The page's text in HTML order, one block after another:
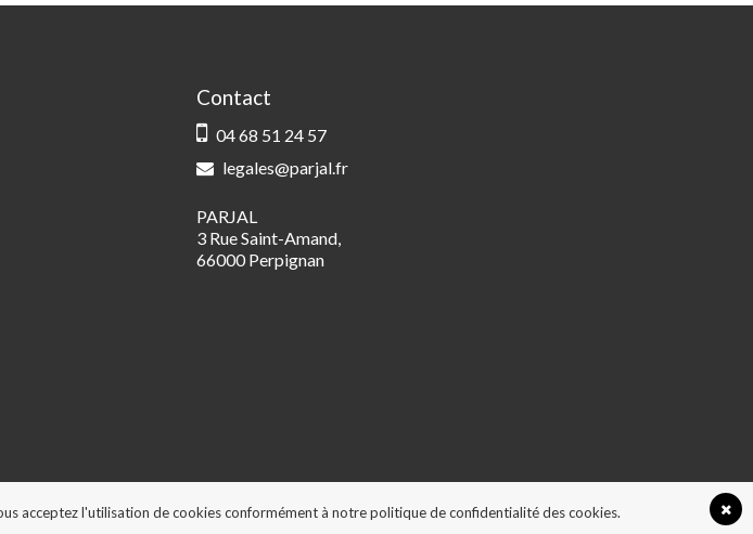
Contact
04 68 51 24 57
legales@parjal.fr
PARJAL
3 Rue Saint-Amand,
66000 Perpignan
acceptez l'utilisation de cookies conformément à notre politique de confidentialité des cookies.